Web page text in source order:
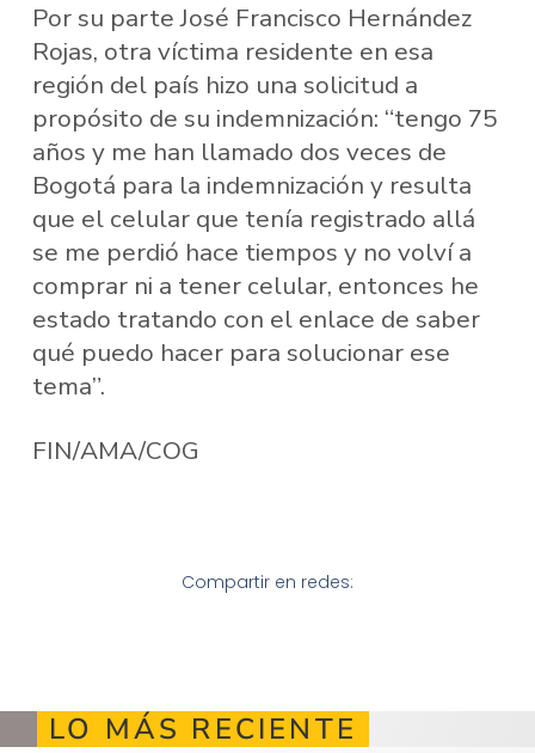
Por su parte José Francisco Hernández
Rojas, otra víctima residente en esa
región del país hizo una solicitud a
propósito de su indemnización: “tengo 75
años y me han llamado dos veces de
Bogotá para la indemnización y resulta
que el celular que tenía registrado allá
se me perdió hace tiempos y no volví a
comprar ni a tener celular, entonces he
estado tratando con el enlace de saber
qué puedo hacer para solucionar ese
tema”.
FIN/AMA/COG
Compartir en redes:
LO MÁS RECIENTE